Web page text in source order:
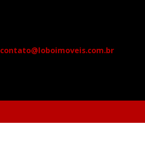
contato@loboimoveis.com.br